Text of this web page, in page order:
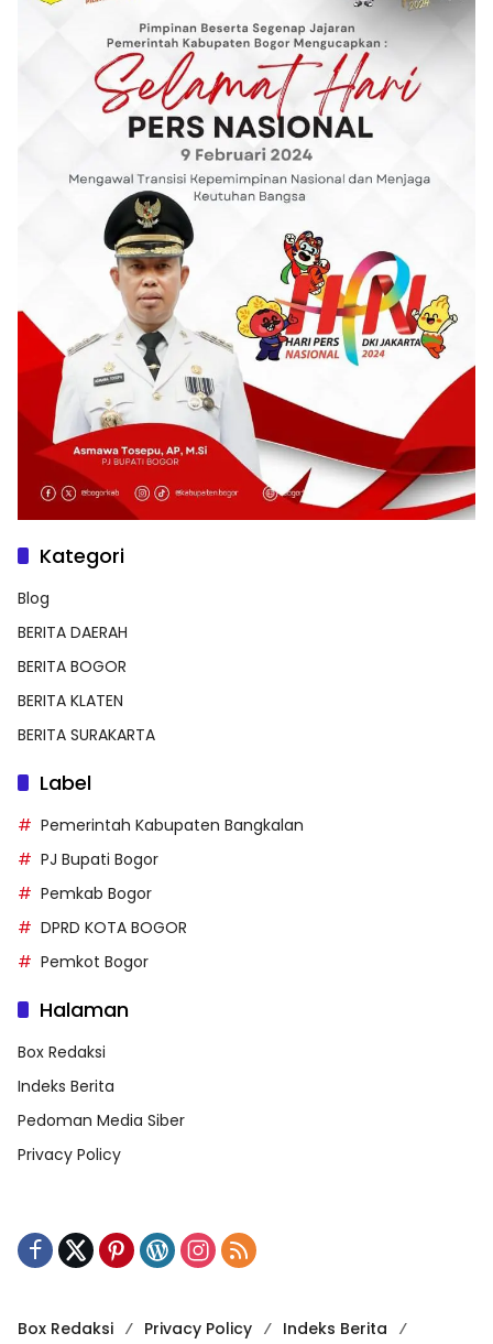
Kategori
Blog
BERITA DAERAH
BERITA BOGOR
BERITA KLATEN
BERITA SURAKARTA
Label
Pemerintah Kabupaten Bangkalan
PJ Bupati Bogor
Pemkab Bogor
DPRD KOTA BOGOR
Pemkot Bogor
Halaman
Box Redaksi
Indeks Berita
Pedoman Media Siber
Privacy Policy
Box Redaksi Privacy Policy Indeks Berita